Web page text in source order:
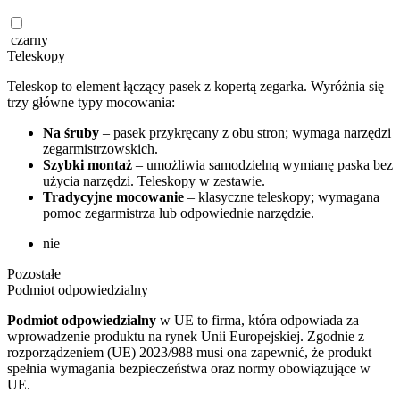
czarny
Teleskopy
Teleskop to element łączący pasek z kopertą zegarka. Wyróżnia się
trzy główne typy mocowania:
Na śruby – pasek przykręcany z obu stron; wymaga narzędzi
zegarmistrzowskich.
Szybki montaż – umożliwia samodzielną wymianę paska bez
użycia narzędzi. Teleskopy w zestawie.
Tradycyjne mocowanie – klasyczne teleskopy; wymagana
pomoc zegarmistrza lub odpowiednie narzędzie.
nie
Pozostałe
Podmiot odpowiedzialny
Podmiot odpowiedzialny w UE to firma, która odpowiada za
wprowadzenie produktu na rynek Unii Europejskiej. Zgodnie z
rozporządzeniem (UE) 2023/988 musi ona zapewnić, że produkt
spełnia wymagania bezpieczeństwa oraz normy obowiązujące w
UE.